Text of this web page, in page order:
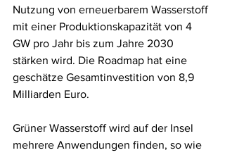
Nutzung von erneuerbarem Wasserstoff
mit einer Produktionskapazität von 4
GW pro Jahr bis zum Jahre 2030
stärken wird. Die Roadmap hat eine
geschätze Gesamtinvestition von 8,9
Milliarden Euro.
Grüner Wasserstoff wird auf der Insel
mehrere Anwendungen finden, so wie